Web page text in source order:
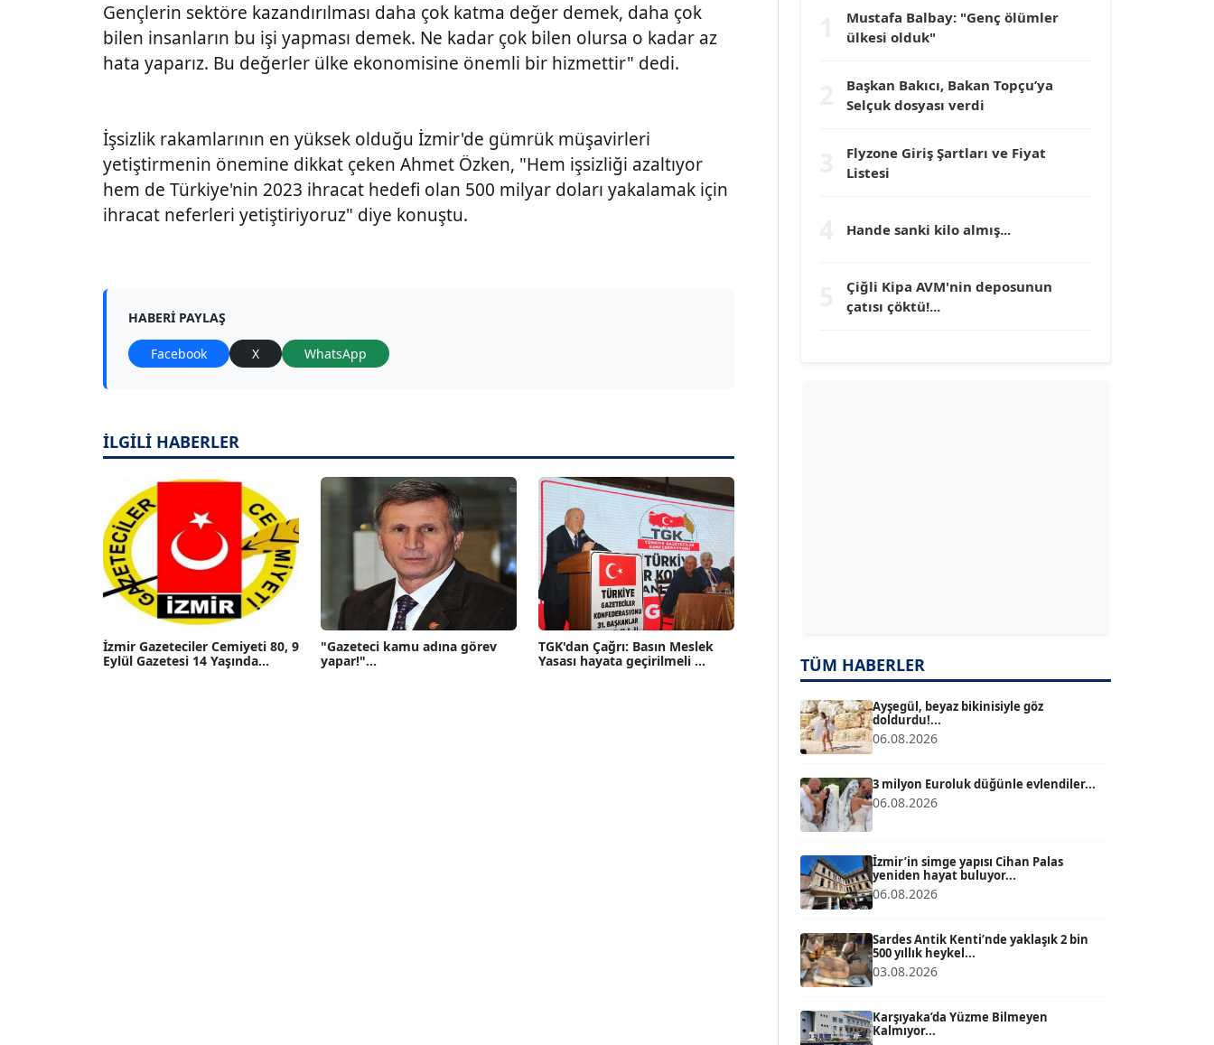
Gençlerin sektöre kazandırılması daha çok katma değer demek, daha çok
bilen insanların bu işi yapması demek. Ne kadar çok bilen olursa o kadar az
hata yaparız. Bu değerler ülke ekonomisine önemli bir hizmettir" dedi.
İşsizlik rakamlarının en yüksek olduğu İzmir'de gümrük müşavirleri
yetiştirmenin önemine dikkat çeken Ahmet Özken, "Hem işsizliği azaltıyor
hem de Türkiye'nin 2023 ihracat hedefi olan 500 milyar doları yakalamak için
ihracat neferleri yetiştiriyoruz" diye konuştu.
HABERI PAYLAŞ
Facebook X WhatsApp
İLGİLİ HABERLER
İzmir Gazeteciler Cemiyeti 80, 9
Eylül Gazetesi 14 Yaşında...
"Gazeteci kamu adına görev
yapar!"...
TGK'dan Çağrı: Basın Meslek
Yasası hayata geçirilmeli ...
Dr. HAKAN TARTAN
Prof. Dr. YÜCEL OCAK
Köşe Yazarı
T TUĞÇE TUĞSAVUL BAYSOY
ATİLLA KÖPRÜLÜOĞLU
MERT ERBOY
B BÜLENT SAĞLAM
Mustafa Balbay: "Genç ölümler
ülkesi olduk"
Başkan Bakıcı, Bakan Topçu’ya
Selçuk dosyası verdi
Flyzone Giriş Şartları ve Fiyat
Listesi
Hande sanki kilo almış...
Çiğli Kipa AVM'nin deposunun
çatısı çöktü!...
TÜM HABERLER
Ayşegül, beyaz bikinisiyle göz
doldurdu!...
06.08.2026
3 milyon Euroluk düğünle evlendiler...
06.08.2026
İzmir’in simge yapısı Cihan Palas
yeniden hayat buluyor...
06.08.2026
Sardes Antik Kenti’nde yaklaşık 2 bin
500 yıllık heykel...
03.08.2026
Karşıyaka’da Yüzme Bilmeyen
Kalmıyor...